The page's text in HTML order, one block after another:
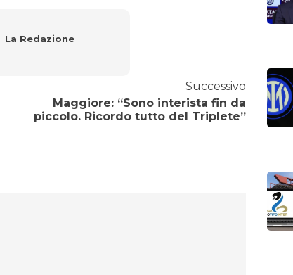
La Redazione
Successivo
Maggiore: “Sono interista fin da
piccolo. Ricordo tutto del Triplete”